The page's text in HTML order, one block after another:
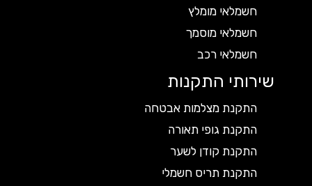
חשמלאי מומלץ
חשמלאי מוסמך
חשמלאי רכב
שירותי התקנות
התקנת מצלמות אבטחה
התקנת גופי תאורה
התקנת קודן לשער
התקנת תריס חשמלי